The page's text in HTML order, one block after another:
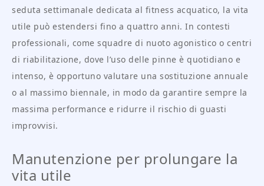
seduta settimanale dedicata al fitness acquatico, la vita
utile può estendersi fino a quattro anni. In contesti
professionali, come squadre di nuoto agonistico o centri
di riabilitazione, dove l’uso delle pinne è quotidiano e
intenso, è opportuno valutare una sostituzione annuale
o al massimo biennale, in modo da garantire sempre la
massima performance e ridurre il rischio di guasti
improvvisi.
Manutenzione per prolungare la
vita utile